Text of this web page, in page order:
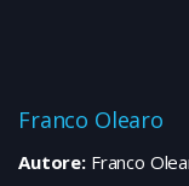
Franco Olearo
Autore:Franco